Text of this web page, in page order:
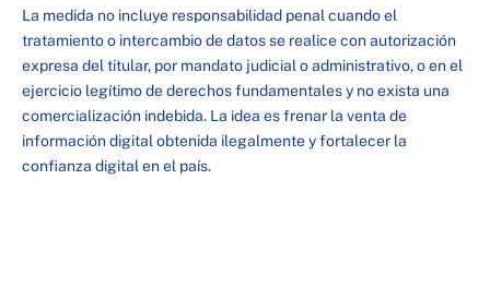
La medida no incluye responsabilidad penal cuando el
tratamiento o intercambio de datos se realice con autorización
expresa del titular, por mandato judicial o administrativo, o en el
ejercicio legítimo de derechos fundamentales y no exista una
comercialización indebida. La idea es frenar la venta de
información digital obtenida ilegalmente y fortalecer la
confianza digital en el país.